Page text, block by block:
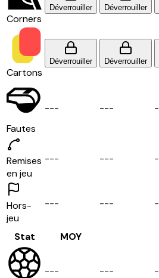
Corners
Déverrouiller Déverrouiller
Cartons
Déverrouiller Déverrouiller
Fautes
--- --- -
Remises
en jeu
--- --- -
Hors-
jeu
--- --- -
Stat MOY
--- --- -